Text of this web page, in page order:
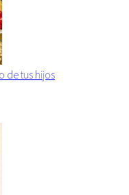
de tus hijos